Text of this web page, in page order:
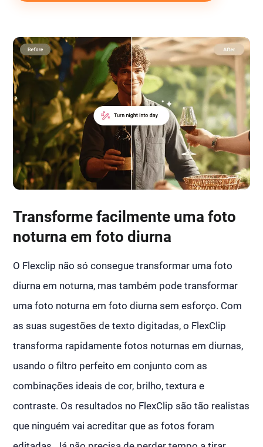
Transforme facilmente uma foto
noturna em foto diurna
O Flexclip não só consegue transformar uma foto
diurna em noturna, mas também pode transformar
uma foto noturna em foto diurna sem esforço. Com
as suas sugestões de texto digitadas, o FlexClip
transforma rapidamente fotos noturnas em diurnas,
usando o filtro perfeito em conjunto com as
combinações ideais de cor, brilho, textura e
contraste. Os resultados no FlexClip são tão realistas
que ninguém vai acreditar que as fotos foram